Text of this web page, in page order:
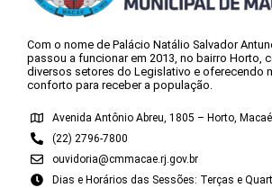
Com o nome de Palácio Natálio Salvador
passou a funcionar em 2013, no bairro Horto,
diversos setores do Legislativo e oferecendo
conforto para receber a população.
Avenida Antônio Abreu, 1805 – Horto,
(22) 2796-7800
ouvidoria@cmmacae.rj.gov.br
Dias e Horários das Sessões: Terças e